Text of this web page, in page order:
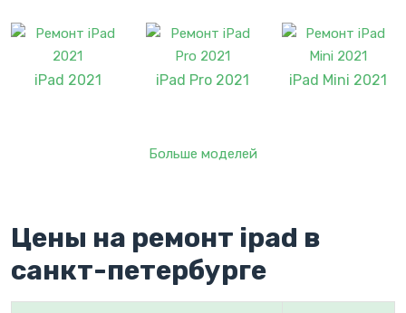
iPad 2021 iPad Pro 2021 iPad Mini 2021
Больше моделей
Цены на ремонт ipad в
санкт-петербурге